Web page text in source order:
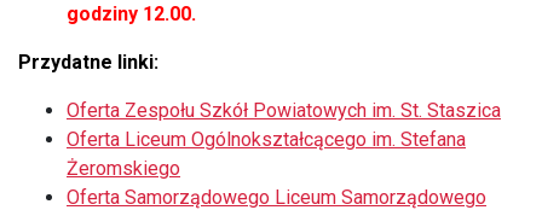
godziny 12.00.
Przydatne linki:
Oferta Zespołu Szkół Powiatowych im. St. Staszica
Oferta Liceum Ogólnokształcącego im. Stefana
Żeromskiego
Oferta Samorządowego Liceum Samorządowego